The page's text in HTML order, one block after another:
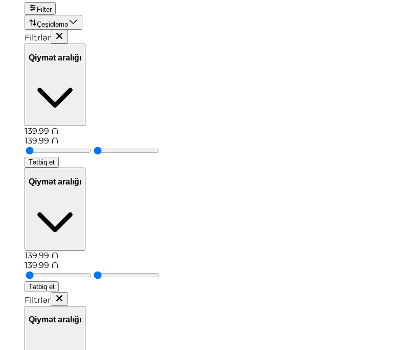
Filter
Çeşidləmə
Filtrlər
Qiymət aralığı
139.99 ₼
139.99 ₼
Tətbiq et
Qiymət aralığı
139.99 ₼
139.99 ₼
Tətbiq et
Filtrlər
Qiymət aralığı